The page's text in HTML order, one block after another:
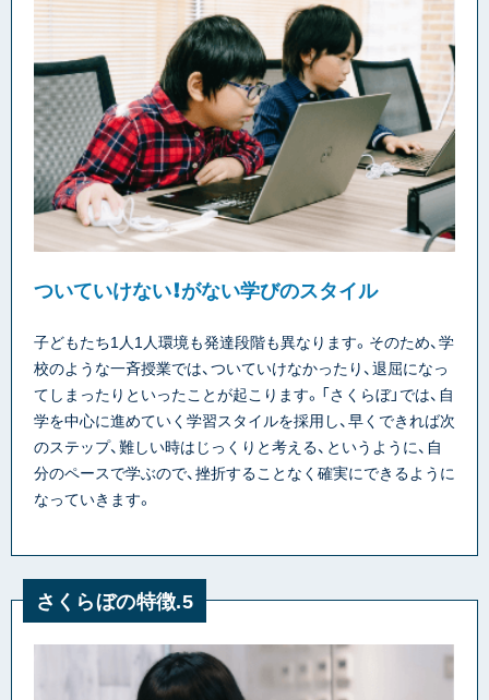
ついていけない！がない学びのスタイル
子どもたち1人1人環境も発達段階も異なります。そのため、学
校のような一斉授業では、ついていけなかったり、退屈になっ
てしまったりといったことが起こります。「さくらぼ」では、自
学を中心に進めていく学習スタイルを採用し、早くできれば次
のステップ、難しい時はじっくりと考える、というように、自
分のペースで学ぶので、挫折することなく確実にできるように
なっていきます。
さくらぼの特徴.5